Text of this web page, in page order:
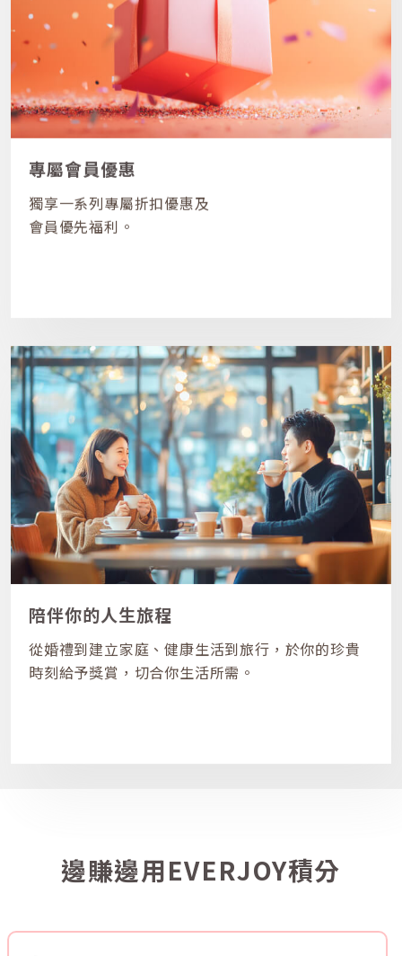
專屬會員優惠
獨享一系列專屬折扣優惠及
會員優先福利。
陪伴你的人生旅程
從婚禮到建立家庭、健康生活到旅行，於你的珍貴
時刻給予獎賞，切合你生活所需。
邊賺邊用EVERJOY積分